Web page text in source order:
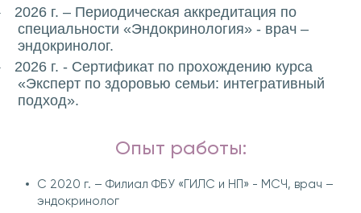
2026 г. – Периодическая аккредитация по
специальности «Эндокринология» - врач –
эндокринолог.
2026 г. - Сертификат по прохождению курса
«Эксперт по здоровью семьи: интегративный
подход».
Опыт работы:
С 2020 г. – Филиал ФБУ «ГИЛС и НП» - МСЧ, врач –
эндокринолог